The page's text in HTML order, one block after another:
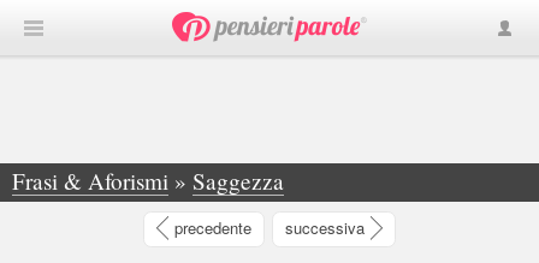
Frasi & Aforismi » Saggezza
»Tante sono state le ore per mettere insieme i... - Euristeo Ceraolo
precedente successiva